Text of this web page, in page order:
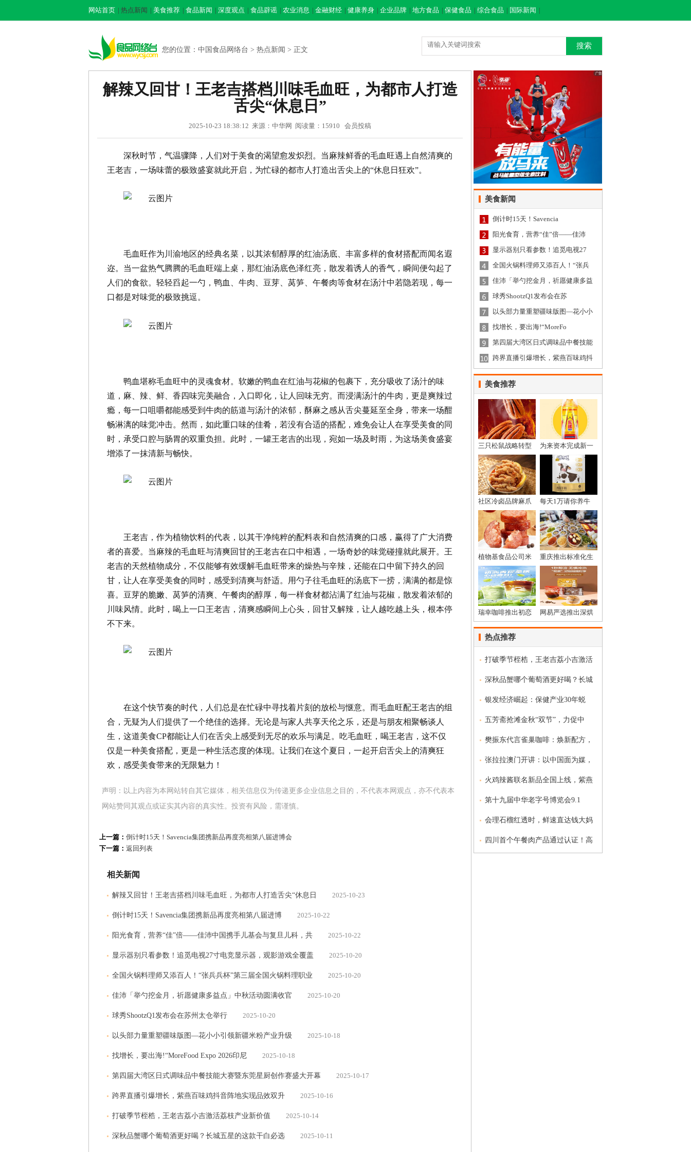
网站首页 | 热点新闻 | 美食推荐 | 食品新闻 | 深度观点 | 食品辟谣 | 农业消息 | 金融财经 | 健康养身 | 企业品牌 | 地方食品 | 保健食品 | 综合食品 | 国际新闻 |
您的位置： 中国食品网络台 > 热点新闻 > 正文 搜索
解辣又回甘！王老吉搭档川味毛血旺，为都市人打造
舌尖“休息日”
2025-10-23 18:38:12 来源：中华网 阅读量：15910 会员投稿
深秋时节，气温骤降，人们对于美食的渴望愈发炽烈。当麻辣鲜香的毛血旺遇上自然清爽的
王老吉，一场味蕾的极致盛宴就此开启，为忙碌的都市人打造出舌尖上的“休息日狂欢”。
毛血旺作为川渝地区的经典名菜，以其浓郁醇厚的红油汤底、丰富多样的食材搭配而闻名遐
迩。当一盆热气腾腾的毛血旺端上桌，那红油汤底色泽红亮，散发着诱人的香气，瞬间便勾起了
人们的食欲。轻轻舀起一勺，鸭血、牛肉、豆芽、莴笋、午餐肉等食材在汤汁中若隐若现，每一
口都是对味觉的极致挑逗。
鸭血堪称毛血旺中的灵魂食材。软嫩的鸭血在红油与花椒的包裹下，充分吸收了汤汁的味
道，麻、辣、鲜、香四味完美融合，入口即化，让人回味无穷。而浸满汤汁的牛肉，更是爽辣过
瘾，每一口咀嚼都能感受到牛肉的筋道与汤汁的浓郁，酥麻之感从舌尖蔓延至全身，带来一场酣
畅淋漓的味觉冲击。然而，如此重口味的佳肴，若没有合适的搭配，难免会让人在享受美食的同
时，承受口腔与肠胃的双重负担。此时，一罐王老吉的出现，宛如一场及时雨，为这场美食盛宴
增添了一抹清新与畅快。
王老吉，作为植物饮料的代表，以其干净纯粹的配料表和自然清爽的口感，赢得了广大消费
者的喜爱。当麻辣的毛血旺与清爽回甘的王老吉在口中相遇，一场奇妙的味觉碰撞就此展开。王
老吉的天然植物成分，不仅能够有效缓解毛血旺带来的燥热与辛辣，还能在口中留下持久的回
甘，让人在享受美食的同时，感受到清爽与舒适。用勺子往毛血旺的汤底下一捞，满满的都是惊
喜。豆芽的脆嫩、莴笋的清爽、午餐肉的醇厚，每一样食材都沾满了红油与花椒，散发着浓郁的
川味风情。此时，喝上一口王老吉，清爽感瞬间上心头，回甘又解辣，让人越吃越上头，根本停
不下来。
在这个快节奏的时代，人们总是在忙碌中寻找着片刻的放松与惬意。而毛血旺配王老吉的组
合，无疑为人们提供了一个绝佳的选择。无论是与家人共享天伦之乐，还是与朋友相聚畅谈人
生，这道美食CP都能让人们在舌尖上感受到无尽的欢乐与满足。吃毛血旺，喝王老吉，这不仅
仅是一种美食搭配，更是一种生活态度的体现。让我们在这个夏日，一起开启舌尖上的清爽狂
欢，感受美食带来的无限魅力！
声明：以上内容为本网站转自其它媒体，相关信息仅为传递更多企业信息之目的，不代表本网观点，亦不代表本
网站赞同其观点或证实其内容的真实性。投资有风险，需谨慎。
上一篇： 倒计时15天！Savencia集团携新品再度亮相第八届进博会
下一篇： 返回列表
相关新闻
解辣又回甘！王老吉搭档川味毛血旺，为都市人打造舌尖“休息日 2025-10-23
倒计时15天！Savencia集团携新品再度亮相第八届进博 2025-10-22
阳光食育，营养“佳”倍——佳沛中国携手儿基会与复旦儿科，共 2025-10-22
显示器别只看参数！追觅电视27寸电竞显示器，观影游戏全覆盖 2025-10-20
全国火锅料理师又添百人！“张兵兵杯”第三届全国火锅料理职业 2025-10-20
佳沛「举勺挖金月，祈愿健康多益点」中秋活动圆满收官 2025-10-20
球秀ShootzQ1发布会在苏州太仓举行 2025-10-20
以头部力量重塑疆味版图—花小小引领新疆米粉产业升级 2025-10-18
找增长，要出海!“MoreFood Expo 2026印尼 2025-10-18
第四届大湾区日式调味品中餐技能大赛暨东莞星厨创作赛盛大开幕 2025-10-17
跨界直播引爆增长，紫燕百味鸡抖音阵地实现品效双升 2025-10-16
打破季节桎梏，王老吉荔小吉激活荔枝产业新价值 2025-10-14
深秋品蟹哪个葡萄酒更好喝？长城五星的这款干白必选 2025-10-11
美食新闻
倒计时15天！Savencia
阳光食育，营养“佳”倍——佳沛
显示器别只看参数！追觅电视27
全国火锅料理师又添百人！“张兵
佳沛「举勺挖金月，祈愿健康多益
球秀ShootzQ1发布会在苏
以头部力量重塑疆味版图—花小小
找增长，要出海!“MoreFo
第四届大湾区日式调味品中餐技能
跨界直播引爆增长，紫燕百味鸡抖
美食推荐
三只松鼠战略转型 为来资本完成新一
社区冷卤品牌麻爪 每天1万请你养牛
植物基食品公司米 重庆推出标准化生
瑞幸咖啡推出初恋 网易严选推出深烘
热点推荐
打破季节桎梏，王老吉荔小吉激活
深秋品蟹哪个葡萄酒更好喝？长城
银发经济崛起：保健产业30年蜕
五芳斋抢滩金秋“双节”，力促中
樊振东代言雀巢咖啡：焕新配方，
张拉拉澳门开讲：以中国面为媒，
火鸡辣酱联名新品全国上线，紫燕
第十九届中华老字号博览会9.1
会理石榴红透时，鲜速直达钱大妈
四川首个午餐肉产品通过认证！高